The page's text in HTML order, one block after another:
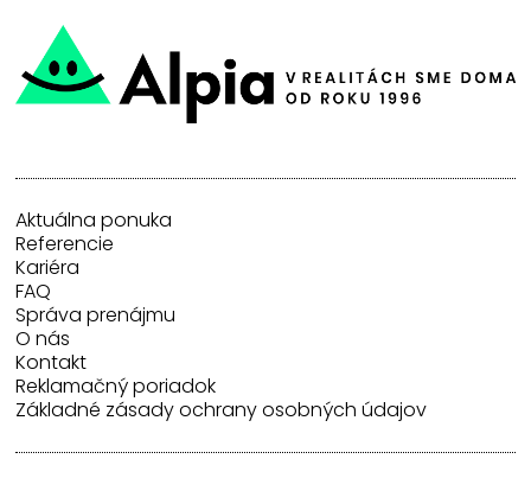
Aktuálna ponuka
Referencie
Kariéra
FAQ
Správa prenájmu
O nás
Kontakt
Reklamačný poriadok
Základné zásady ochrany osobných údajov